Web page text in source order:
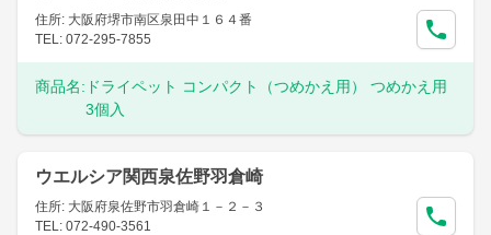
住所: 大阪府堺市南区泉田中１６４番
TEL: 072-295-7855
商品名: ドライペット コンパクト（つめかえ用） つめかえ用
3個入
ウエルシア関西泉佐野羽倉崎
住所: 大阪府泉佐野市羽倉崎１－２－３
TEL: 072-490-3561